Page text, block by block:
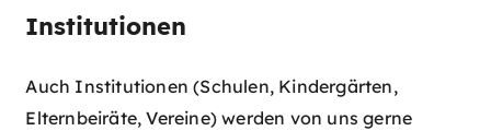
Institutionen
Auch Institutionen (Schulen, Kindergärten,
Elternbeiräte, Vereine) werden von uns gerne